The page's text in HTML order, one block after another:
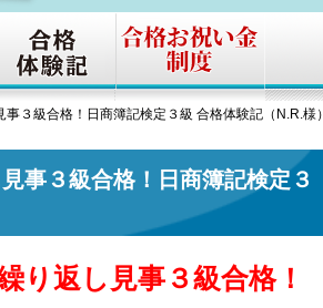
３級合格！日商簿記検定３級 合格体験記（N.R.様）
事３級合格！日商簿記検定３
り返し見事３級合格！